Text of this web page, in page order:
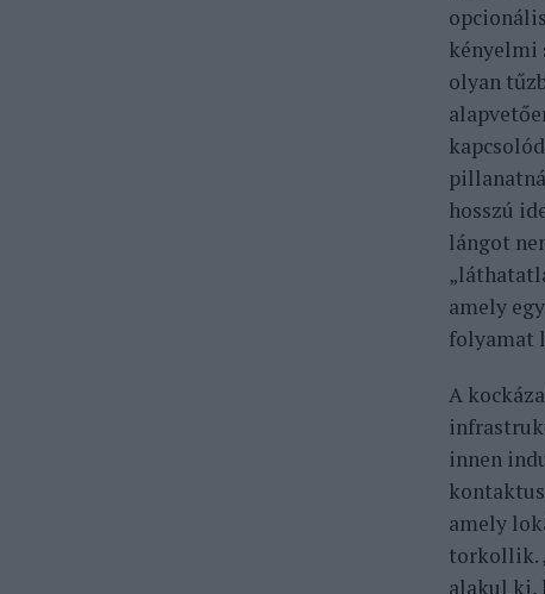
kényelmi
olyan
hosszú
lángot
amely
folyamat
A
innen
amely
torkollik.
alakul ki,